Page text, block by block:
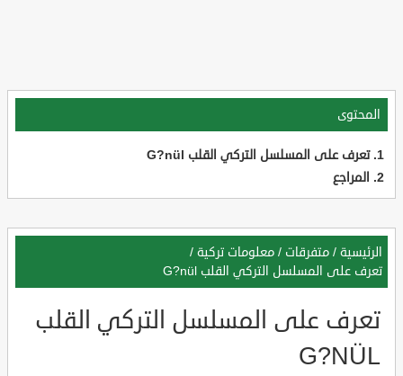
المحتوى
تعرف على المسلسل التركي القلب G?nül
المراجع
الرئيسية / متفرقات / معلومات تركية /
تعرف على المسلسل التركي القلب G?nül
تعرف على المسلسل التركي القلب
G?NÜL